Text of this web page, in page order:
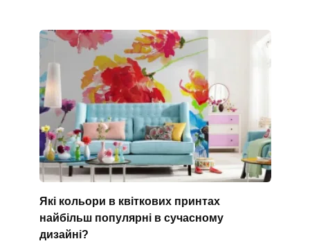
Які кольори в квіткових принтах
найбільш популярні в сучасному
дизайні?